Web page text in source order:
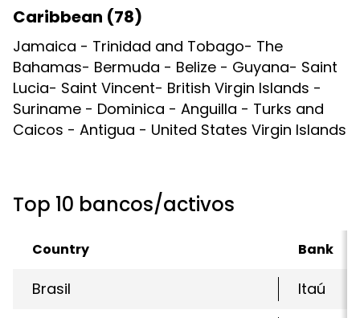
Caribbean (78)
Jamaica - Trinidad and Tobago- The
Bahamas- Bermuda - Belize - Guyana- Saint
Lucia- Saint Vincent- British Virgin Islands -
Suriname - Dominica - Anguilla - Turks and
Caicos - Antigua - United States Virgin Islands
Top 10 bancos/activos
Country Bank
Brasil
Itaú